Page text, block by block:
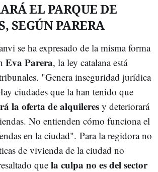
EL PARQUE DE
SEGÚN PARERA
se ha expresado de la misma forma
Eva Parera, la ley catalana está
"Genera inseguridad jurídica
ciudades que la han tenido que
la oferta de alquileres y deteriorará
No entienden cómo funciona el
en la ciudad". Para la regidora no
de vivienda de la ciudad no
que la culpa no es del sector